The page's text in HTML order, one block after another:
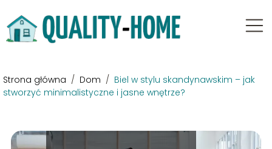
Strona główna / Dom / Biel w stylu skandynawskim – jak
stworzyć minimalistyczne i jasne wnętrze?